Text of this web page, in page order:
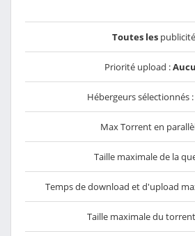
Toutes les
Priorité upload :
Hébergeurs sélectionnés :
Max Torrent en
Taille maximale de la
Temps de download et d'upload
Taille maximale du